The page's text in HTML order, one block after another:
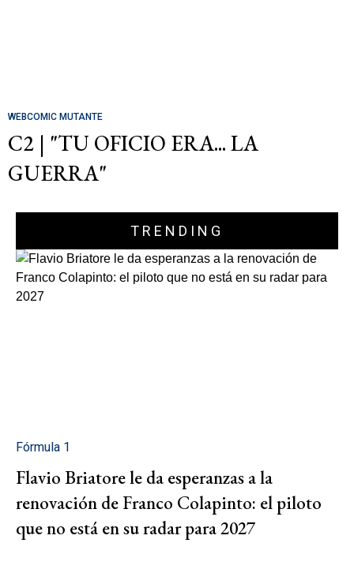
WEBCOMIC MUTANTE
C2 | "TU OFICIO ERA... LA
GUERRA"
TRENDING
Fórmula 1
Flavio Briatore le da esperanzas a la
renovación de Franco Colapinto: el piloto
que no está en su radar para 2027